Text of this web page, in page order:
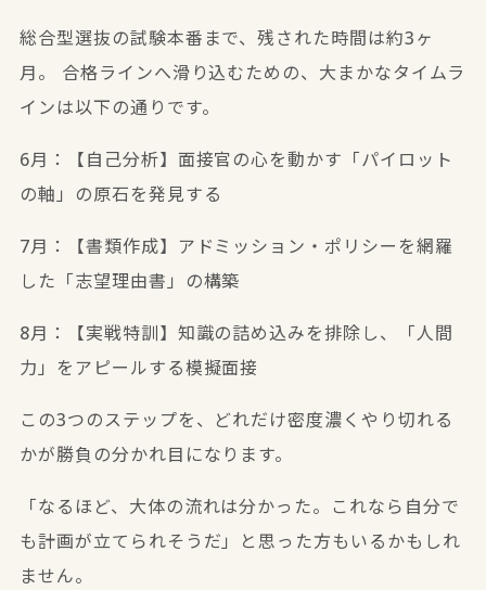
総合型選抜の試験本番まで、残された時間は約3ヶ
月。 合格ラインへ滑り込むための、大まかなタイムラ
インは以下の通りです。
6月：【自己分析】面接官の心を動かす「パイロット
の軸」の原石を発見する
7月：【書類作成】アドミッション・ポリシーを網羅
した「志望理由書」の構築
8月：【実戦特訓】知識の詰め込みを排除し、「人間
力」をアピールする模擬面接
この3つのステップを、どれだけ密度濃くやり切れる
かが勝負の分かれ目になります。
「なるほど、大体の流れは分かった。これなら自分で
も計画が立てられそうだ」と思った方もいるかもしれ
ません。